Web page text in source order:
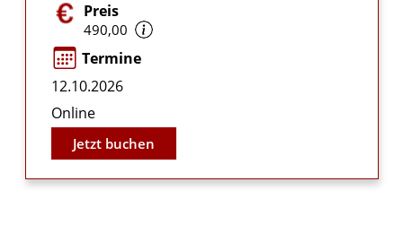
Preis
490,00
Termine
12.10.2026
Online
Jetzt buchen